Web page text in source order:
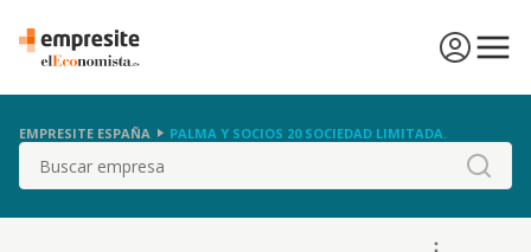
EMPRESITE ESPAÑA PALMA Y SOCIOS 20 SOCIEDAD LIMITADA.
Buscar